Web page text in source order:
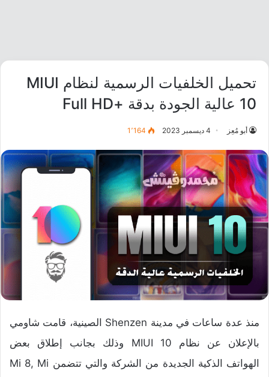
تحميل الخلفيات الرسمية لنظام MIUI
10 عالية الجودة بدقة +Full HD
أبو مُعِز 4 ديسمبر 2023 1٬164
منذ عدة ساعات في مدينة Shenzen الصينية، قامت شاومي
بالإعلان عن نظام MIUI 10 وذلك بجانب إطلاق بعض
الهواتف الذكية الجديدة من الشركة والتي تتضمن Mi 8, Mi